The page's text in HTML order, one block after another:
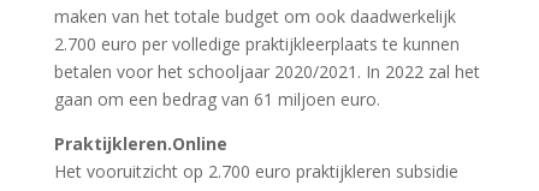
maken van het totale budget om ook daadwerkelijk
2.700 euro per volledige praktijkleerplaats te kunnen
betalen voor het schooljaar 2020/2021. In 2022 zal het
gaan om een bedrag van 61 miljoen euro.
Praktijkleren.Online
Het vooruitzicht op 2.700 euro praktijkleren subsidie